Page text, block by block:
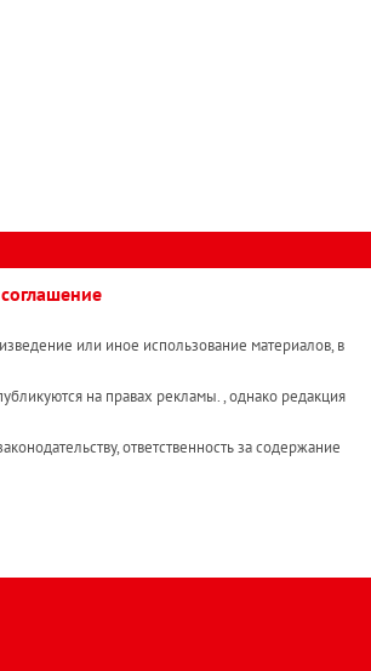
или иное использование материалов, в
на правах рекламы. , однако редакция
ответственность за содержание